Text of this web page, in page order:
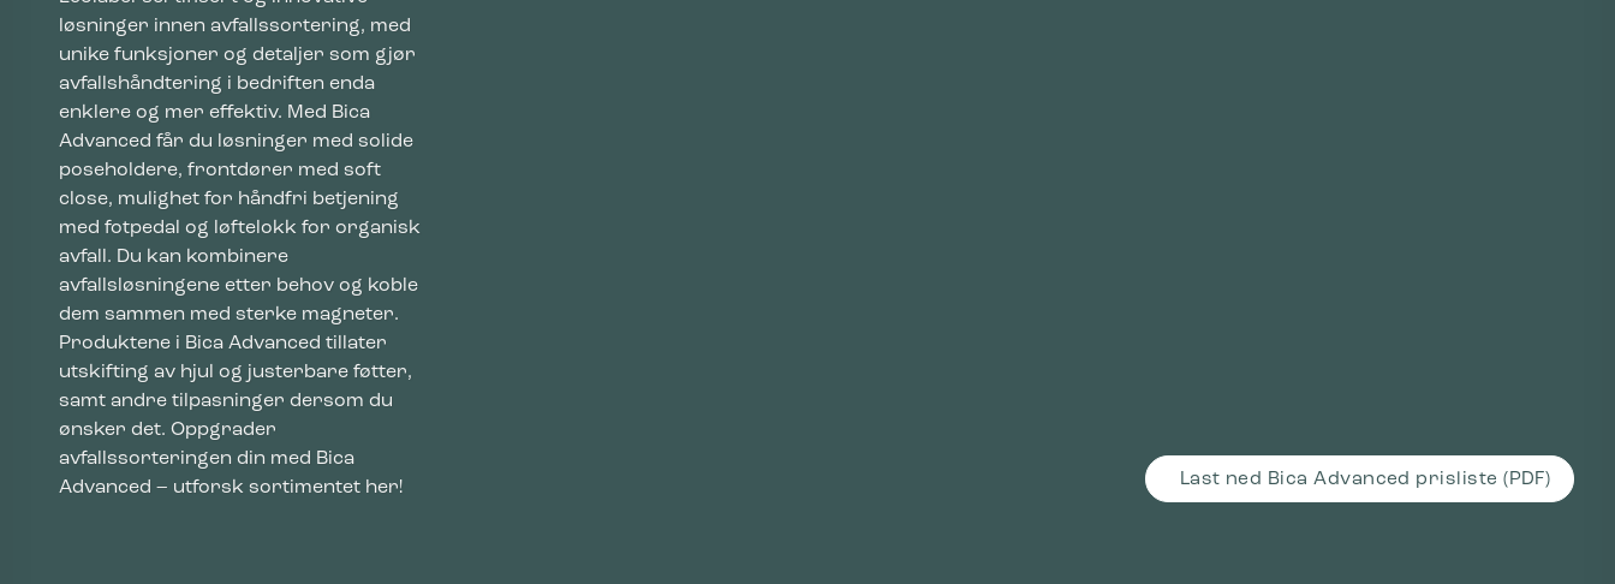
løsninger innen avfallssortering, med
unike funksjoner og detaljer som gjør
avfallshåndtering i bedriften enda
enklere og mer effektiv. Med Bica
Advanced får du løsninger med solide
poseholdere, frontdører med soft
close, mulighet for håndfri betjening
med fotpedal og løftelokk for organisk
avfall. Du kan kombinere
avfallsløsningene etter behov og koble
dem sammen med sterke magneter.
Produktene i Bica Advanced tillater
utskifting av hjul og justerbare føtter,
samt andre tilpasninger dersom du
ønsker det. Oppgrader
avfallssorteringen din med Bica
Advanced – utforsk sortimentet her!
Last ned Bica Advanced prisliste (PDF)